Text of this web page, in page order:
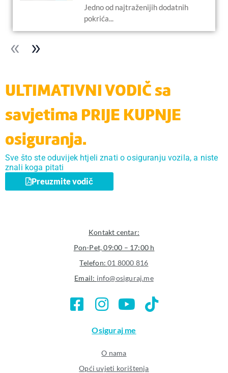
Jedno od najtraženijih dodatnih
pokrića...
ULTIMATIVNI VODIČ sa
savjetima PRIJE KUPNJE
osiguranja.
Sve što ste oduvijek htjeli znati o osiguranju vozila, a niste
znali koga pitati
Preuzmite vodič
Kontakt centar:
Pon-Pet, 09:00 – 17:00 h
Telefon:01 8000 816
Email: info@osiguraj.me
Osiguraj me
O nama
Opći uvjeti korištenja